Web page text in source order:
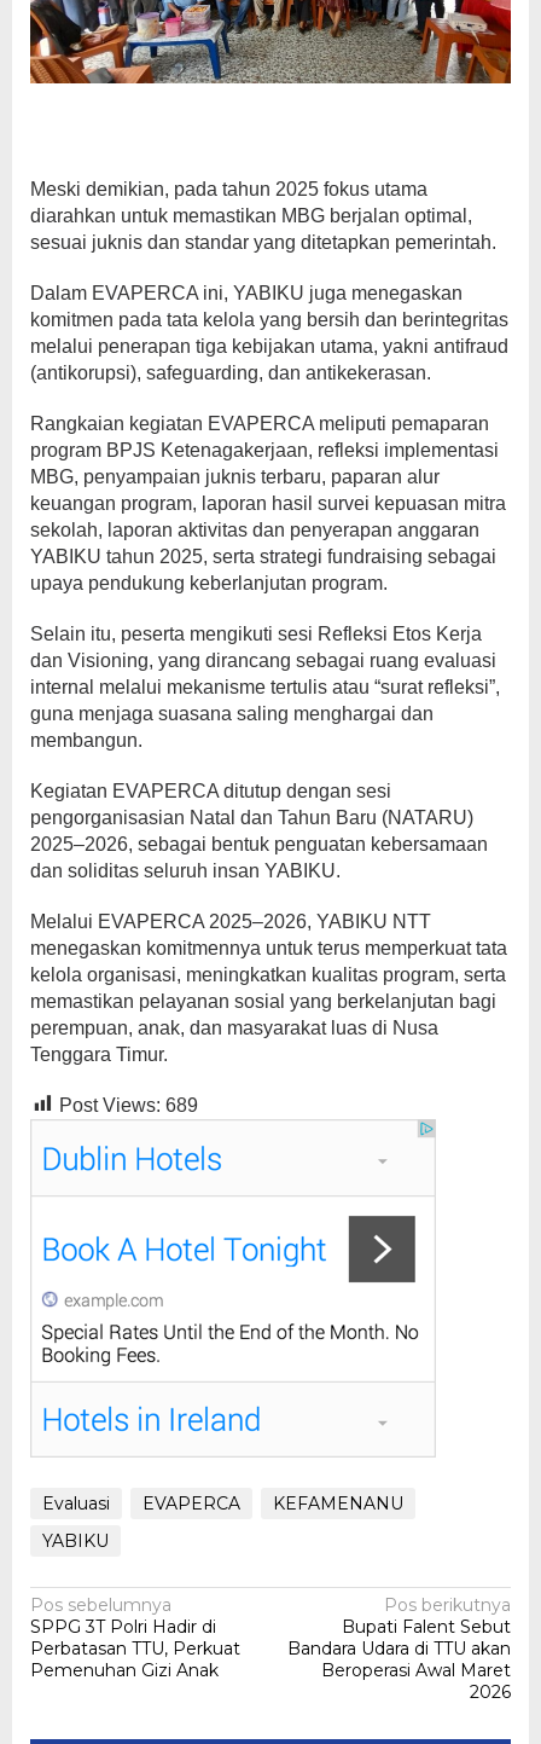
Meski demikian, pada tahun 2025 fokus utama
diarahkan untuk memastikan MBG berjalan optimal,
sesuai juknis dan standar yang ditetapkan pemerintah.
Dalam EVAPERCA ini, YABIKU juga menegaskan
komitmen pada tata kelola yang bersih dan berintegritas
melalui penerapan tiga kebijakan utama, yakni antifraud
(antikorupsi), safeguarding, dan antikekerasan.
Rangkaian kegiatan EVAPERCA meliputi pemaparan
program BPJS Ketenagakerjaan, refleksi implementasi
MBG, penyampaian juknis terbaru, paparan alur
keuangan program, laporan hasil survei kepuasan mitra
sekolah, laporan aktivitas dan penyerapan anggaran
YABIKU tahun 2025, serta strategi fundraising sebagai
upaya pendukung keberlanjutan program.
Selain itu, peserta mengikuti sesi Refleksi Etos Kerja
dan Visioning, yang dirancang sebagai ruang evaluasi
internal melalui mekanisme tertulis atau “surat refleksi”,
guna menjaga suasana saling menghargai dan
membangun.
Kegiatan EVAPERCA ditutup dengan sesi
pengorganisasian Natal dan Tahun Baru (NATARU)
2025–2026, sebagai bentuk penguatan kebersamaan
dan soliditas seluruh insan YABIKU.
Melalui EVAPERCA 2025–2026, YABIKU NTT
menegaskan komitmennya untuk terus memperkuat tata
kelola organisasi, meningkatkan kualitas program, serta
memastikan pelayanan sosial yang berkelanjutan bagi
perempuan, anak, dan masyarakat luas di Nusa
Tenggara Timur.
Post Views: 689
Evaluasi EVAPERCA
KEFAMENANU
YABIKU
Navigasi
pos
Pos sebelumnya
SPPG 3T Polri Hadir di
Perbatasan TTU, Perkuat
Pemenuhan Gizi Anak
Pos berikutnya
Bupati Falent Sebut
Bandara Udara di TTU akan
Beroperasi Awal Maret
2026